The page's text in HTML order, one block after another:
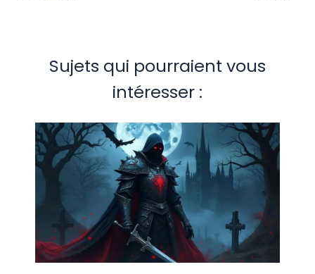
Sujets qui pourraient vous
intéresser :